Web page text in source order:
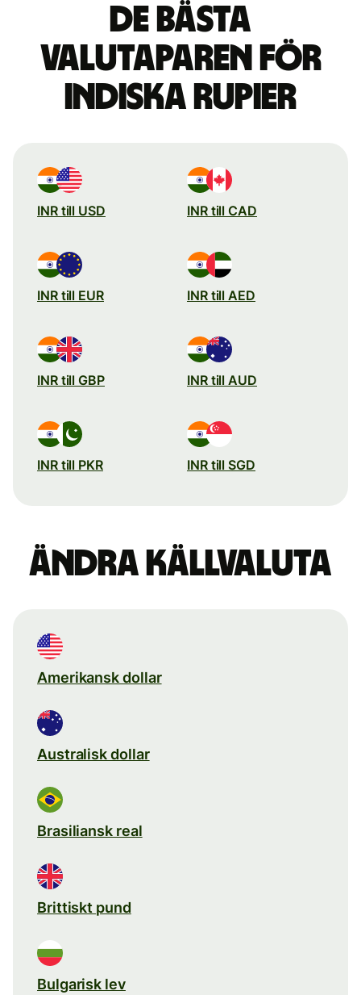
De bästa
valutaparen för
indiska rupier
INR till USD INR till CAD
INR till EUR INR till AED
INR till GBP INR till AUD
INR till PKR INR till SGD
Ändra källvaluta
Amerikansk dollar
Australisk dollar
Brasiliansk real
Brittiskt pund
Bulgarisk lev